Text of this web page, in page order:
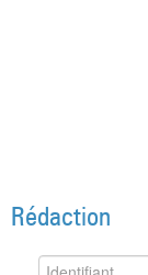
Rédaction